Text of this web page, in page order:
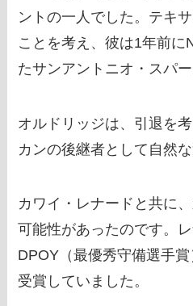
ントの一人でした。テキ
ことを考え、彼は1年前に
たサンアントニオ・スパ
オルドリッジは、引退を
カンの後継者として自然
カワイ・レナードと共に
可能性があったのです。レ
DPOY（最優秀守備選手
受賞していました。